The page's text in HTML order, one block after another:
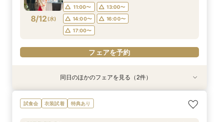
15:00〜
フェアを予約
15:00〜
フェアを予約
15:00〜
フェアを予約
18:30〜
フェアを予約
18:30〜
フェアを予約
18:30〜
フェアを予約
18:30〜
フェアを予約
18:30〜
フェアを予約
8/12(水)
11:00〜
13:00〜
14:00〜
16:00〜
17:00〜
フェアを予約
【遠方の方◎オンライン相談会】スマホで簡単！
豪華5大特典付き
衣装試着
《限定プラン◆10~30名専用会場有》少人数
ウェディング相談フェア
同日のほかのフェアを見る（2件）
試食会 衣装試着 特典あり